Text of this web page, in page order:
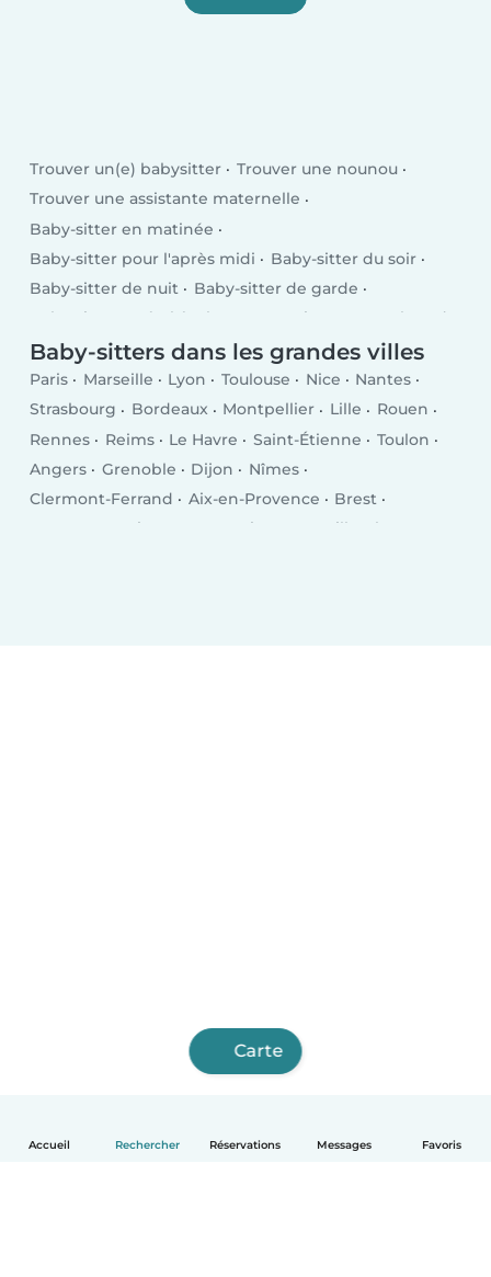
Accueil Rechercher Réservations Messages Favoris
Trouver un(e) babysitter
Trouver une nounou
Trouver une assistante maternelle
Baby-sitter en matinée
Baby-sitter pour l'après midi
Baby-sitter du soir
Baby-sitter de nuit
Baby-sitter de garde
Baby-sitter après l'école
En semaine Le week-end
Baby-sitters dans les grandes villes
Paris Marseille Lyon Toulouse Nice
Nantes
Strasbourg
Bordeaux Montpellier Lille
Rouen
Rennes
Reims Le Havre Saint-Étienne
Toulon
Angers
Grenoble Dijon
Nîmes
Clermont-Ferrand
Aix-en-Provence
Brest
Amiens Limoges
Villeurbanne
Carte